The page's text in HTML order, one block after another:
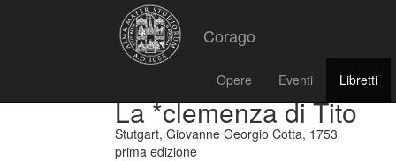
Corago
Opere Eventi Libretti
La *clemenza di Tito
Stutgart, Giovanne Georgio Cotta, 1753
prima edizione